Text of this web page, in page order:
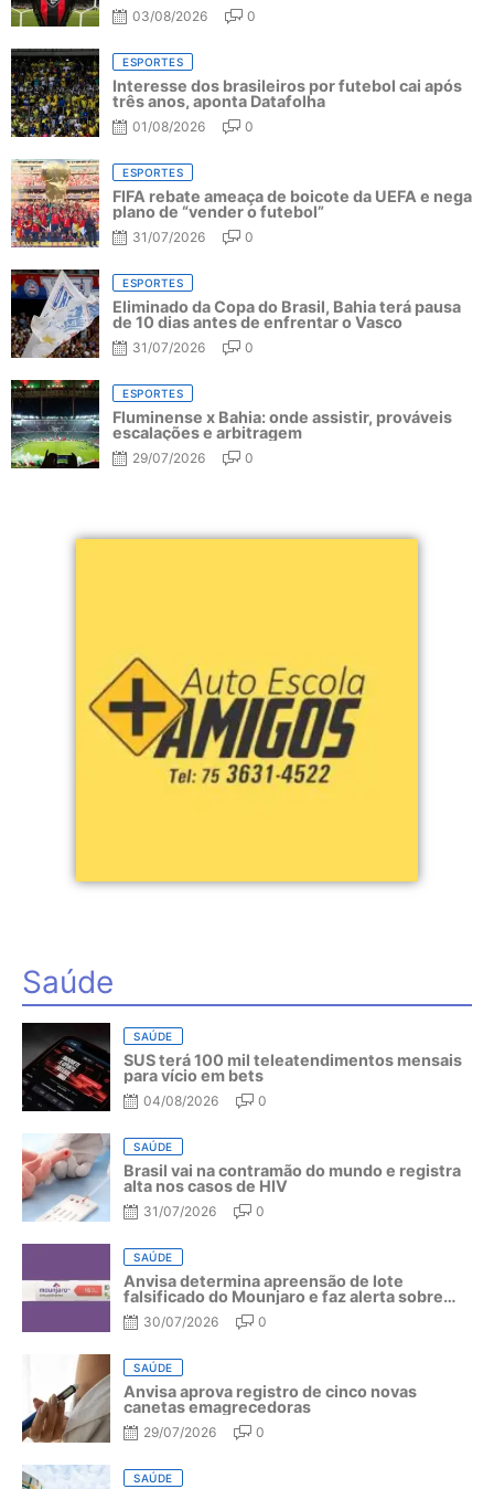
03/08/2026 0
ESPORTES
Interesse dos brasileiros por futebol cai após
três anos, aponta Datafolha
01/08/2026 0
ESPORTES
FIFA rebate ameaça de boicote da UEFA e nega
plano de “vender o futebol”
31/07/2026 0
ESPORTES
Eliminado da Copa do Brasil, Bahia terá pausa
de 10 dias antes de enfrentar o Vasco
31/07/2026 0
ESPORTES
Fluminense x Bahia: onde assistir, prováveis
escalações e arbitragem
29/07/2026 0
Saúde
SAÚDE
SUS terá 100 mil teleatendimentos mensais
para vício em bets
04/08/2026 0
SAÚDE
Brasil vai na contramão do mundo e registra
alta nos casos de HIV
31/07/2026 0
SAÚDE
Anvisa determina apreensão de lote
falsificado do Mounjaro e faz alerta sobre
riscos do medicamento
30/07/2026 0
SAÚDE
Anvisa aprova registro de cinco novas
canetas emagrecedoras
29/07/2026 0
SAÚDE